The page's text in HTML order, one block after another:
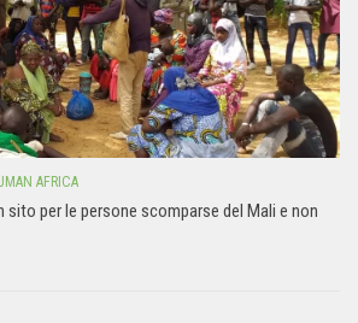
AFRICA
sito per le persone scomparse del Mali e non